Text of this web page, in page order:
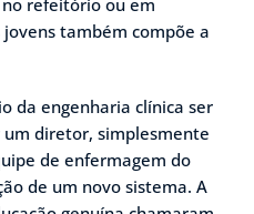
refeitório ou em
também compõe a
da engenharia clínica ser
diretor, simplesmente
de enfermagem do
de um novo sistema. A